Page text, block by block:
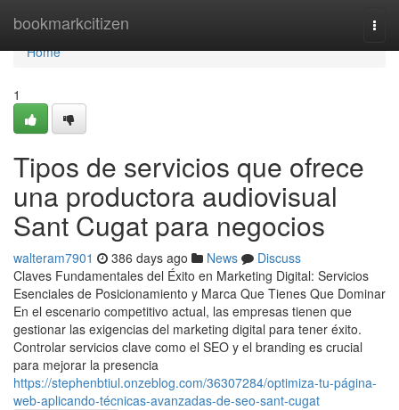
bookmarkcitizen
Home
Home
1
Tipos de servicios que ofrece
una productora audiovisual
Sant Cugat para negocios
walteram7901 386 days ago News
Discuss
Claves Fundamentales del Éxito en Marketing Digital: Servicios
Esenciales de Posicionamiento y Marca Que Tienes Que Dominar
En el escenario competitivo actual, las empresas tienen que
gestionar las exigencias del marketing digital para tener éxito.
Controlar servicios clave como el SEO y el branding es crucial
para mejorar la presencia
https://stephenbtiul.onzeblog.com/36307284/optimiza-tu-página-
web-aplicando-técnicas-avanzadas-de-seo-sant-cugat